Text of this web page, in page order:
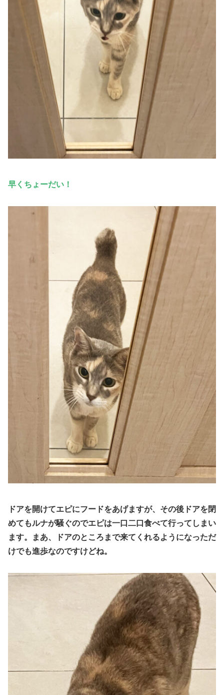
早くちょーだい！
ドアを開けてエピにフードをあげますが、その後ドアを閉
めてもルナが騒ぐのでエピは一口二口食べて行ってしまい
ます。
まあ、ドアのところまで来てくれるようになっただ
けでも進歩なのですけどね。